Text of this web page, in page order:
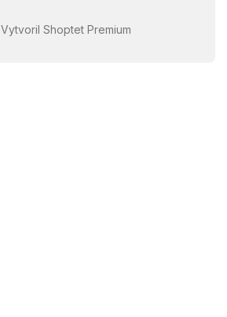
Vytvoril Shoptet Premium